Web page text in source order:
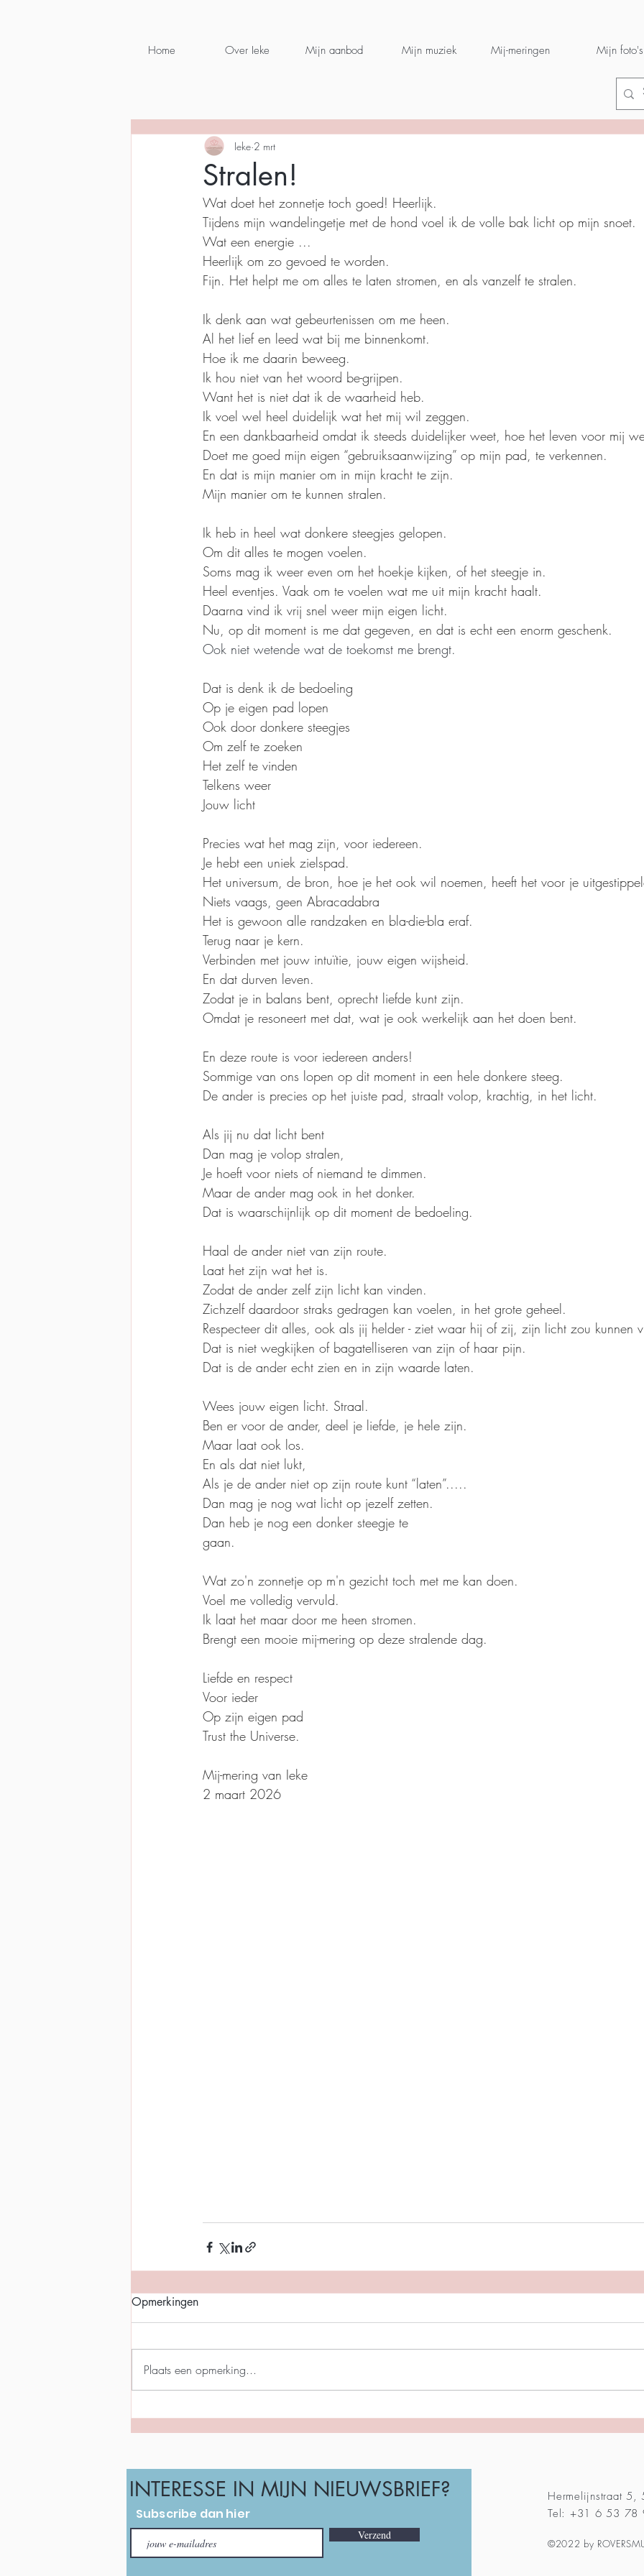
Home Over Ieke Mijn aanbod Mijn muziek Mij-meringen Mijn foto's
Stralen!
Ieke 2 mrt
Wat doet het zonnetje toch goed! Heerlijk.
Tijdens mijn wandelingetje met de hond voel ik de volle bak licht op mijn snoet.
Wat een energie ...
Heerlijk om zo gevoed te worden.
Fijn. Het helpt me om alles te laten stromen, en als vanzelf te stralen.
Ik denk aan wat gebeurtenissen om me heen.
Al het lief en leed wat bij me binnenkomt.
Hoe ik me daarin beweeg.
Ik hou niet van het woord be-grijpen.
Want het is niet dat ik de waarheid heb.
Ik voel wel heel duidelijk wat het mij wil zeggen.
En een dankbaarheid omdat ik steeds duidelijker weet, hoe het leven voor mij
Doet me goed mijn eigen “gebruiksaanwijzing” op mijn pad, te verkennen.
En dat is mijn manier om in mijn kracht te zijn.
Mijn manier om te kunnen stralen.
Ik heb in heel wat donkere steegjes gelopen.
Om dit alles te mogen voelen.
Soms mag ik weer even om het hoekje kijken, of het steegje in.
Heel eventjes. Vaak om te voelen wat me uit mijn kracht haalt.
Daarna vind ik vrij snel weer mijn eigen licht.
Nu, op dit moment is me dat gegeven, en dat is echt een enorm geschenk.
Ook niet wetende wat de toekomst me brengt.
Dat is denk ik de bedoeling
Op je eigen pad lopen
Ook door donkere steegjes
Om zelf te zoeken
Het zelf te vinden
Telkens weer
Jouw licht
Precies wat het mag zijn, voor iedereen.
Je hebt een uniek zielspad.
Het universum, de bron, hoe je het ook wil noemen, heeft het voor je
Niets vaags, geen Abracadabra
Het is gewoon alle randzaken en bla-die-bla eraf.
Terug naar je kern.
Verbinden met jouw intuïtie, jouw eigen wijsheid.
En dat durven leven.
Zodat je in balans bent, oprecht liefde kunt zijn.
Omdat je resoneert met dat, wat je ook werkelijk aan het doen bent.
En deze route is voor iedereen anders!
Sommige van ons lopen op dit moment in een hele donkere steeg.
De ander is precies op het juiste pad, straalt volop, krachtig, in het licht.
Als jij nu dat licht bent
Dan mag je volop stralen,
Je hoeft voor niets of niemand te dimmen.
Maar de ander mag ook in het donker.
Dat is waarschijnlijk op dit moment de bedoeling.
Haal de ander niet van zijn route.
Laat het zijn wat het is.
Zodat de ander zelf zijn licht kan vinden.
Zichzelf daardoor straks gedragen kan voelen, in het grote geheel.
Respecteer dit alles, ook als jij helder - ziet waar hij of zij, zijn licht zou kunnen
Dat is niet wegkijken of bagatelliseren van zijn of haar pijn.
Dat is de ander echt zien en in zijn waarde laten.
Wees jouw eigen licht. Straal.
Ben er voor de ander, deel je liefde, je hele zijn.
Maar laat ook los.
En als dat niet lukt,
Als je de ander niet op zijn route kunt “laten”.....
Dan mag je nog wat licht op jezelf zetten.
Dan heb je nog een donker steegje te
gaan.
Wat zo'n zonnetje op m'n gezicht toch met me kan doen.
Voel me volledig vervuld.
Ik laat het maar door me heen stromen.
Brengt een mooie mij-mering op deze stralende dag.
Liefde en respect
Voor ieder
Op zijn eigen pad
Trust the Universe.
Mij-mering van Ieke
2 maart 2026
Opmerkingen
Plaats een opmerking...
INTERESSE IN MIJN NIEUWSBRIEF?
Subscribe dan hier
Verzend
Hermelijnstraat 5,
Tel: +31 6 53
©2022 by